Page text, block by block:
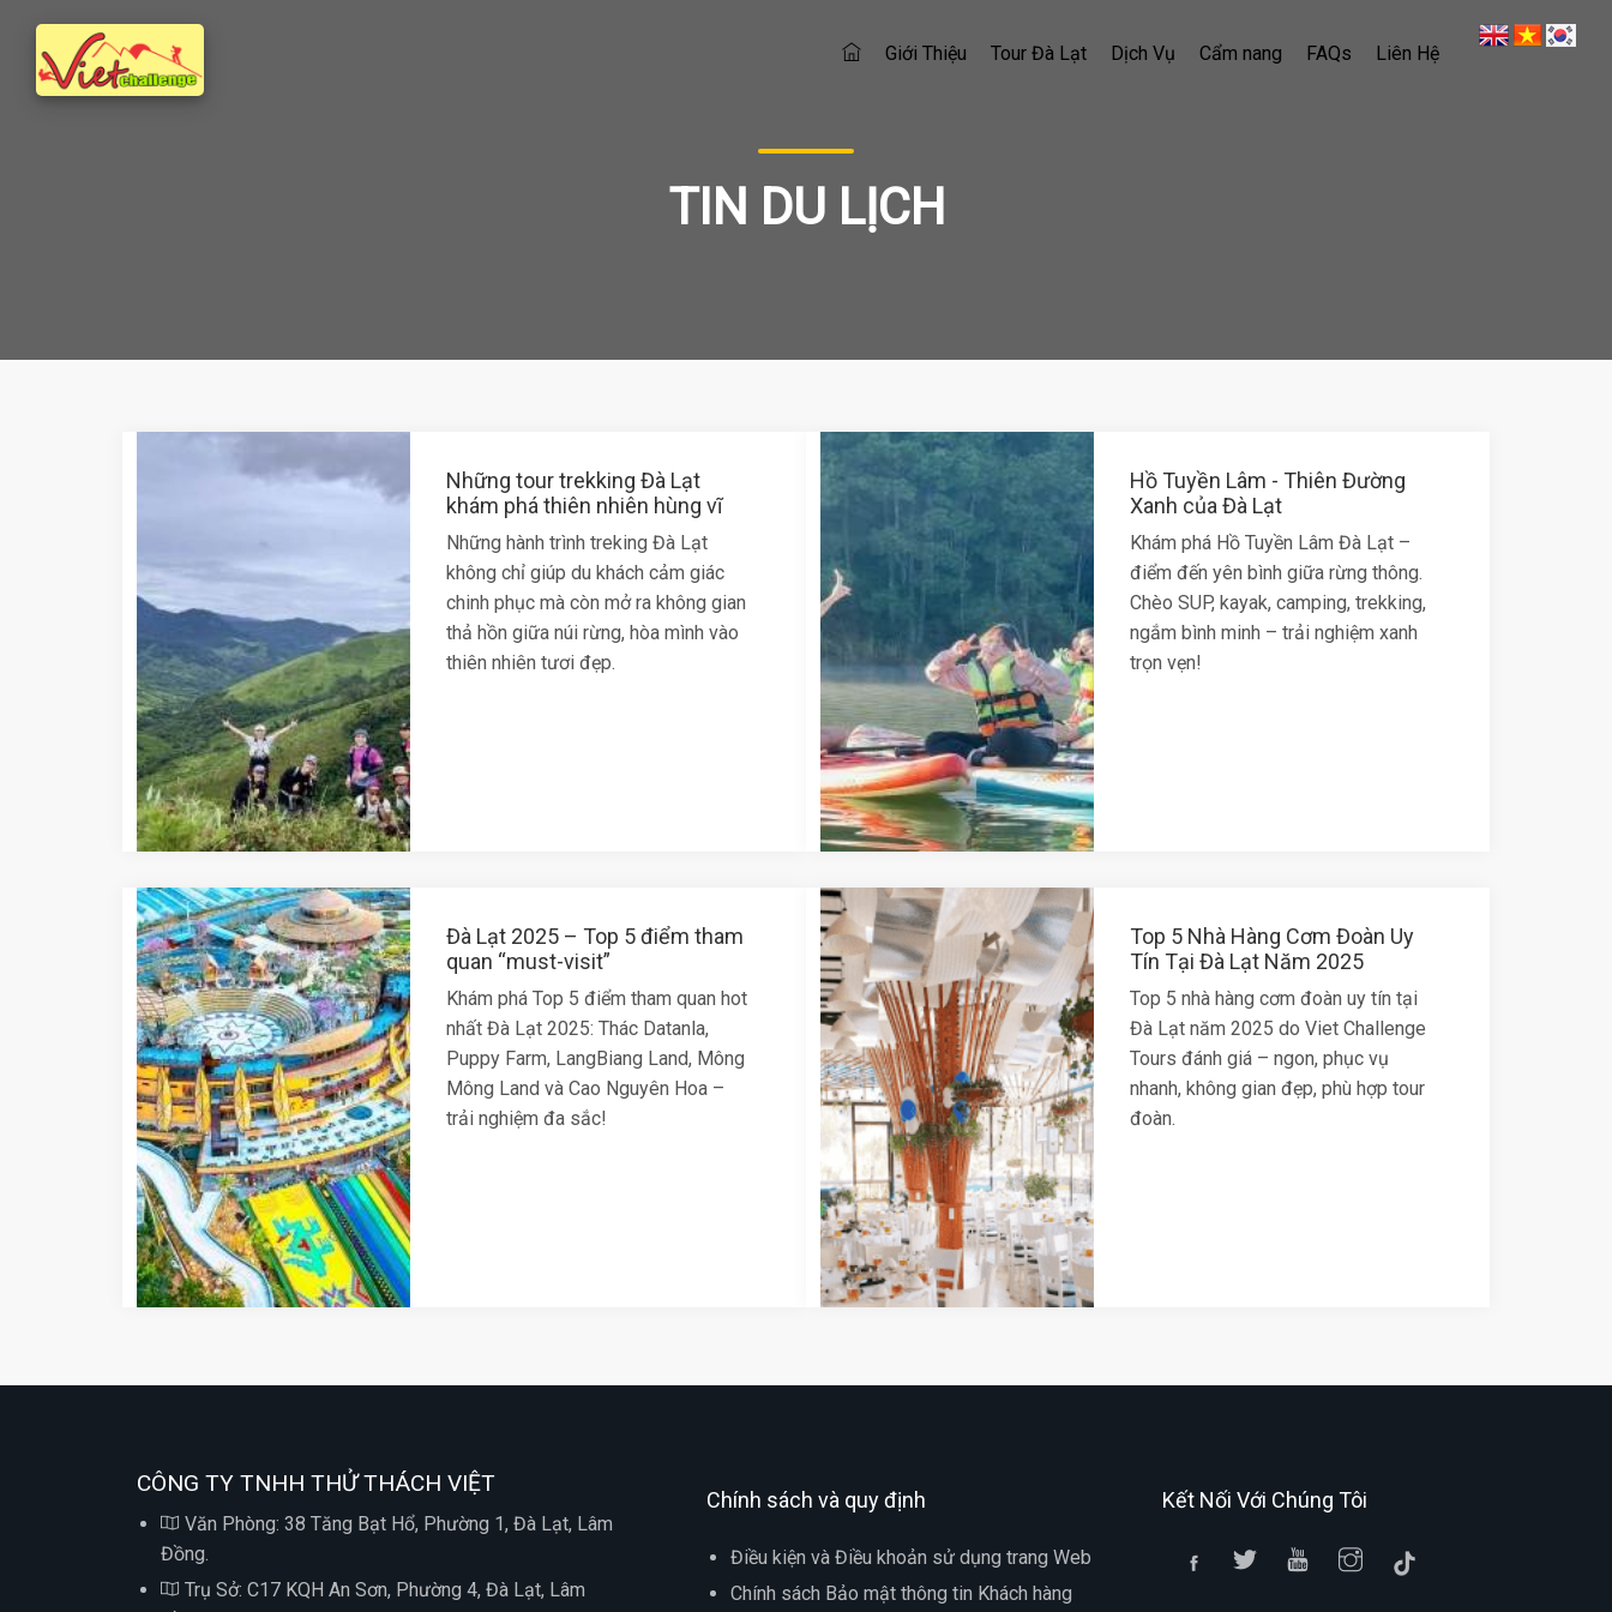
TIN DU LỊCH
Những tour trekking Đà Lạt
khám phá thiên nhiên hùng vĩ
Những hành trình treking Đà Lạt
không chỉ giúp du khách cảm giác
chinh phục mà còn mở ra không gian
thả hồn giữa núi rừng, hòa mình vào
thiên nhiên tươi đẹp.
Hồ Tuyền Lâm - Thiên Đường
Xanh của Đà Lạt
Khám phá Hồ Tuyền Lâm Đà Lạt –
điểm đến yên bình giữa rừng thông.
Chèo SUP, kayak, camping, trekking,
ngắm bình minh – trải nghiệm xanh
trọn vẹn!
Đà Lạt 2025 – Top 5 điểm tham
quan “must-visit”
Khám phá Top 5 điểm tham quan hot
nhất Đà Lạt 2025: Thác Datanla,
Puppy Farm, LangBiang Land, Mông
Mông Land và Cao Nguyên Hoa –
trải nghiệm đa sắc!
Top 5 Nhà Hàng Cơm Đoàn Uy
Tín Tại Đà Lạt Năm 2025
Top 5 nhà hàng cơm đoàn uy tín tại
Đà Lạt năm 2025 do Viet Challenge
Tours đánh giá – ngon, phục vụ
nhanh, không gian đẹp, phù hợp tour
đoàn.
CÔNG TY TNHH THỬ THÁCH VIỆT
Văn Phòng: 38 Tăng Bạt Hổ, Phường 1, Đà Lạt, Lâm
Đồng.
Trụ Sở: C17 KQH An Sơn, Phường 4, Đà Lạt, Lâm
Chính sách và quy định
Điều kiện và Điều khoản sử dụng trang Web
Chính sách Bảo mật thông tin Khách hàng
Kết Nối Với Chúng Tôi
Giới Thiệu Tour Đà Lạt Dịch Vụ Cẩm nang FAQs Liên Hệ